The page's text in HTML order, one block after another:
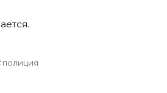
полиция